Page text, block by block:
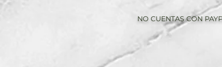
NO CUENTAS CON